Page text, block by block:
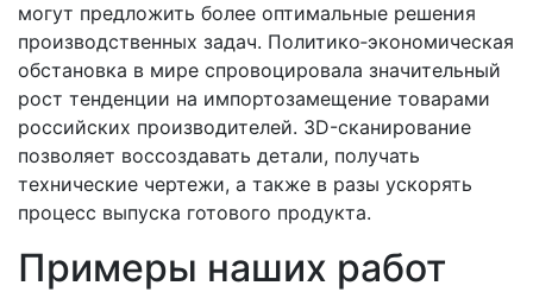
могут предложить более оптимальные решения
производственных задач. Политико‑экономическая
обстановка в мире спровоцировала значительный
рост тенденции на импортозамещение товарами
российских производителей. 3D-сканирование
позволяет воссоздавать детали, получать
технические чертежи, а также в разы ускорять
процесс выпуска готового продукта.
Примеры наших работ